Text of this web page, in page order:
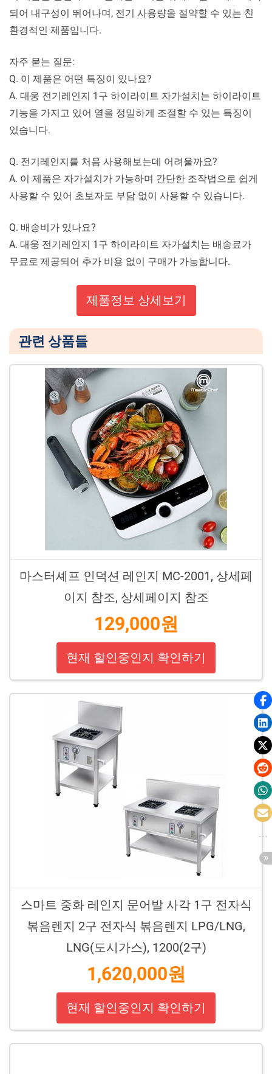
되어 내구성이 뛰어나며, 전기 사용량을 절약할 수 있는 친
환경적인 제품입니다.
자주 묻는 질문:
Q. 이 제품은 어떤 특징이 있나요?
A. 대웅 전기레인지 1구 하이라이트 자가설치는 하이라이트
기능을 가지고 있어 열을 정밀하게 조절할 수 있는 특징이
있습니다.
Q. 전기레인지를 처음 사용해보는데 어려울까요?
A. 이 제품은 자가설치가 가능하며 간단한 조작법으로 쉽게
사용할 수 있어 초보자도 부담 없이 사용할 수 있습니다.
Q. 배송비가 있나요?
A. 대웅 전기레인지 1구 하이라이트 자가설치는 배송료가
무료로 제공되어 추가 비용 없이 구매가 가능합니다.
제품정보 상세보기
관련 상품들
마스터셰프 인덕션 레인지 MC-2001, 상세페
이지 참조, 상세페이지 참조
129,000원
현재 할인중인지 확인하기
스마트 중화 레인지 문어발 사각 1구 전자식
볶음렌지 2구 전자식 볶음렌지 LPG/LNG,
LNG(도시가스), 1200(2구)
1,620,000원
현재 할인중인지 확인하기